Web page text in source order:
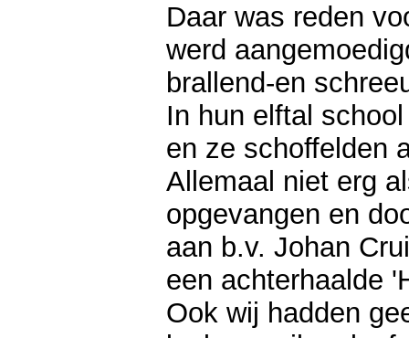
Daar was reden
werd
brallend-en
In hun elftal
en ze schoffelden
Allemaal niet erg
opgevangen en
aan b.v. Johan
een achterhaalde
Ook wij hadden